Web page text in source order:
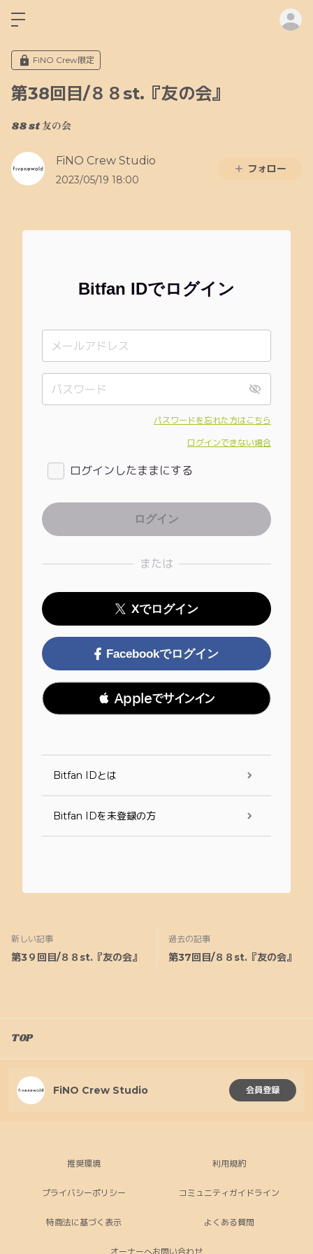
FiNO Crew限定
第38回目/８８st.『友の会』
88 st 友の会
FiNO Crew Studio
2023/05/19 18:00
フォロー
Bitfan IDでログイン
パスワードを忘れた方はこちら
ログインできない場合
ログインしたままにする
または
Xでログイン
Facebookでログイン
 Appleでサインイン
Bitfan IDとは
Bitfan IDを未登録の方
新しい記事
第3９回目/８８st.『友の会』
過去の記事
第37回目/８８st.『友の会』
TOP
FiNO Crew Studio 会員登録
推奨環境 利用規約
プライバシーポリシー コミュニティガイドライン
特商法に基づく表示 よくある質問
オーナーへお問い合わせ